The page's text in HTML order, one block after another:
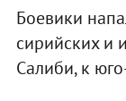
Боевики
сирийских и
Салиби, к